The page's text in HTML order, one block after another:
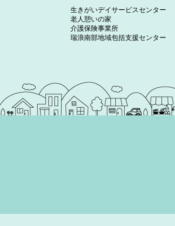
生きがいデイサービスセンター
老人憩いの家
介護保険事業所
瑞浪南部地域包括支援センター